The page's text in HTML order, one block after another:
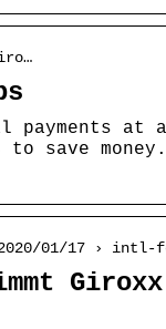
at
save
01/17 › intl-